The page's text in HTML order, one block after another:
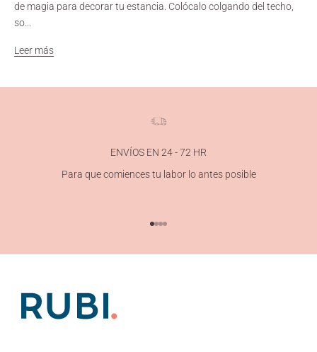
de magia para decorar tu estancia. Colócalo colgando del techo,
so...
Leer más
ENVÍOS EN 24 - 72 HR
Para que comiences tu labor lo antes posible
Ir al artículo 1
Ir al artículo 2
Ir al artículo 3
Ir al artículo 4